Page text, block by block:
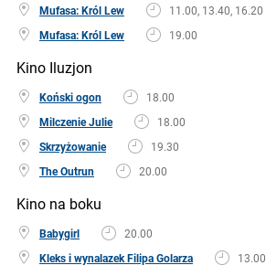
Mufasa: Król Lew
11.00, 13.40, 16.20
Mufasa: Król Lew
19.00
Kino Iluzjon
Koński ogon
18.00
Milczenie Julie
18.00
Skrzyżowanie
19.30
The Outrun
20.00
Kino na boku
Babygirl
20.00
Kleks i wynalazek Filipa Golarza
13.00